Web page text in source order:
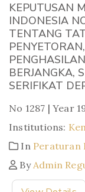
KEPUTUSAN
INDONESIA
TENTANG
BERJANGKA,
SERIFIKAT
No 1287 | Year
Institutions:
In Peraturan
ByAdmin